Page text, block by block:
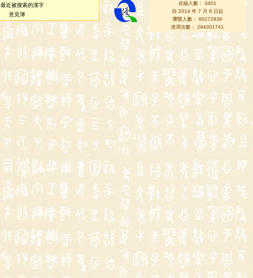
最近被搜索的漢字
意見簿
在線人數： 3401
自 2014 年 7 月 8 日起
瀏覽人數： 80272836
使用次數： 294301741